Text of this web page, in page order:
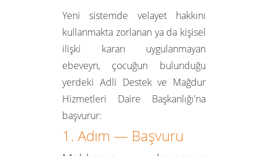
Yeni sistemde velayet hakkını
kullanmakta zorlanan ya da kişisel
ilişki kararı uygulanmayan
ebeveyn, çocuğun bulunduğu
yerdeki Adli Destek ve Mağdur
Hizmetleri Daire Başkanlığı'na
başvurur:
1. Adım — Başvuru